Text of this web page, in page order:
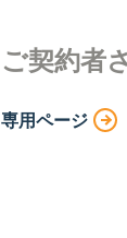
ご契約者
専用ページ